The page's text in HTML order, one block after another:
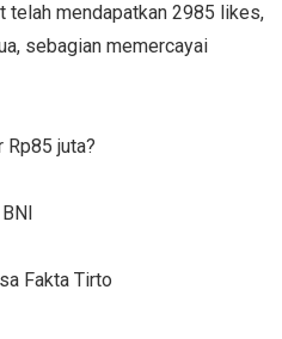
mendapatkan 2985 likes,
sebagian memercayai
Rp85 juta?
Fakta Tirto